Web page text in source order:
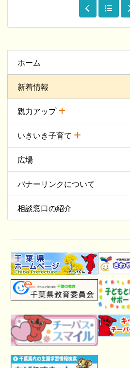
ホーム
新着情報
親力アップ
いきいき子育て
広場
バナーリンクについて
相談窓口の紹介